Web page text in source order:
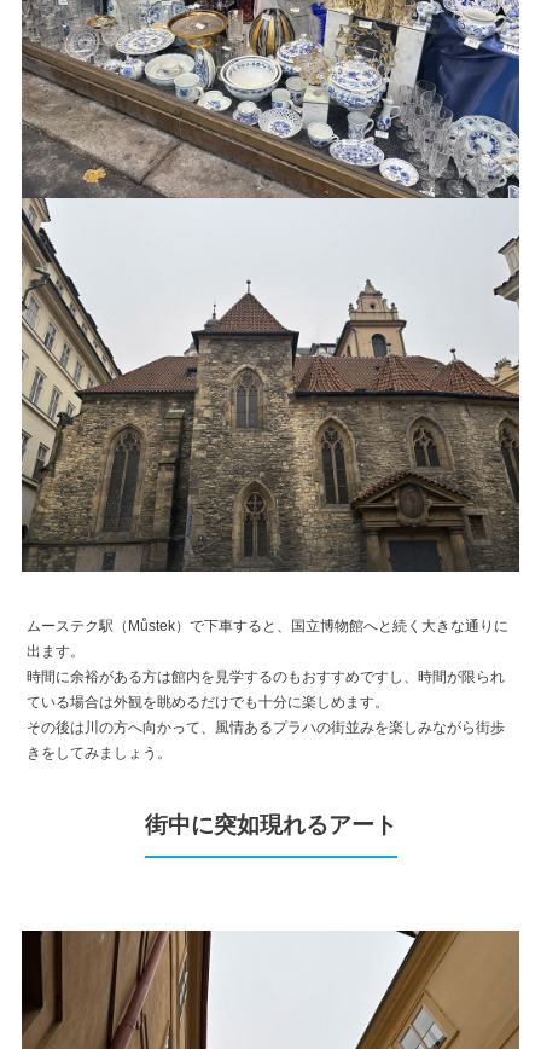
ムーステク駅（Můstek）で下車すると、国立博物館へと続く大きな通りに
出ます。
時間に余裕がある方は館内を見学するのもおすすめですし、時間が限られ
ている場合は外観を眺めるだけでも十分に楽しめます。
その後は川の方へ向かって、風情あるプラハの街並みを楽しみながら街歩
きをしてみましょう。
街中に突如現れるアート